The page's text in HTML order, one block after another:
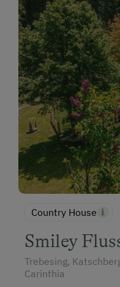
Country House
Smiley
Trebesing,
Carinthia